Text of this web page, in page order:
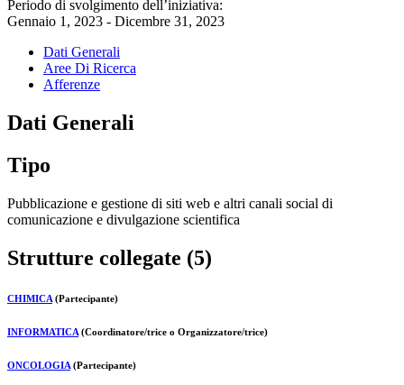
Periodo di svolgimento dell’iniziativa:
Gennaio 1, 2023 - Dicembre 31, 2023
Dati Generali
Aree Di Ricerca
Afferenze
Dati Generali
Tipo
Pubblicazione e gestione di siti web e altri canali social di
comunicazione e divulgazione scientifica
Strutture collegate (5)
CHIMICA (Partecipante)
INFORMATICA (Coordinatore/trice o Organizzatore/trice)
ONCOLOGIA (Partecipante)